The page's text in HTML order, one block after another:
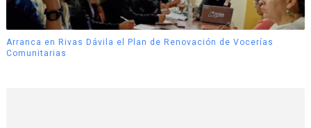
Arranca en Rivas Dávila el Plan de Renovación de Vocerías
Comunitarias